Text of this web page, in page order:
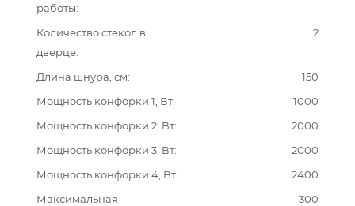
работы
Количество стекол в
дверце
2
Длина шнура, см
150
Мощность конфорки 1, Вт
1000
Мощность конфорки 2, Вт
2000
Мощность конфорки 3, Вт
2000
Мощность конфорки 4, Вт
2400
Максимальная
300